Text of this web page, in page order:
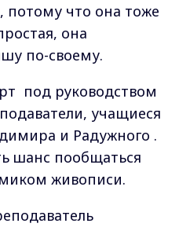
потому что она тоже
она
по-своему.
под руководством
учащиеся
и Радужного .
шанс пообщаться
живописи.